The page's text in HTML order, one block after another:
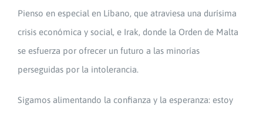
Pienso en especial en Líbano, que atraviesa una durísima
crisis económica y social, e Irak, donde la Orden de Malta
se esfuerza por ofrecer un futuro a las minorías
perseguidas por la intolerancia.
Sigamos alimentando la confianza y la esperanza: estoy